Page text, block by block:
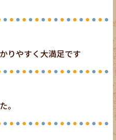
りやすく大満足です
。